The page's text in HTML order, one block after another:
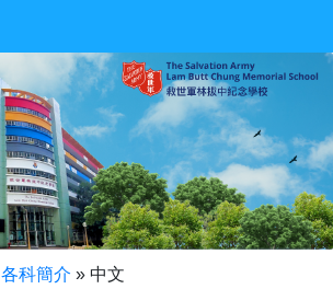
各科簡介 » 中文